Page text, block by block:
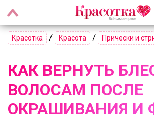
Красотка / Красота / Прически и
КАК ВЕРНУТЬ
ВОЛОСАМ ПОСЛЕ
ОКРАШИВАНИЯ И